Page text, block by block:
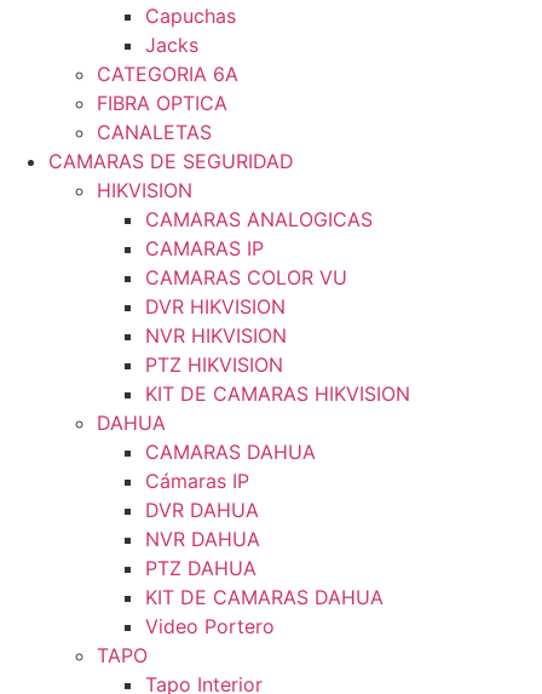
Capuchas
Jacks
CATEGORIA 6A
FIBRA OPTICA
CANALETAS
CAMARAS DE SEGURIDAD
HIKVISION
CAMARAS ANALOGICAS
CAMARAS IP
CAMARAS COLOR VU
DVR HIKVISION
NVR HIKVISION
PTZ HIKVISION
KIT DE CAMARAS HIKVISION
DAHUA
CAMARAS DAHUA
Cámaras IP
DVR DAHUA
NVR DAHUA
PTZ DAHUA
KIT DE CAMARAS DAHUA
Video Portero
TAPO
Tapo Interior